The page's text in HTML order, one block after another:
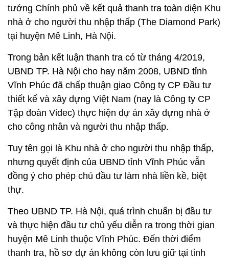
tướng Chính phủ về kết quả thanh tra toàn diện Khu
nhà ở cho người thu nhập thấp (The Diamond Park)
tại huyện Mê Linh, Hà Nội.
Trong bản kết luận thanh tra có từ tháng 4/2019,
UBND TP. Hà Nội cho hay năm 2008, UBND tỉnh
Vĩnh Phúc đã chấp thuận giao Công ty CP Đầu tư
thiết kế và xây dựng Việt Nam (nay là Công ty CP
Tập đoàn Videc) thực hiện dự án xây dựng nhà ở
cho công nhân và người thu nhập thấp.
Tuy tên gọi là Khu nhà ở cho người thu nhập thấp,
nhưng quyết định của UBND tỉnh Vĩnh Phúc vẫn
đồng ý cho phép chủ đầu tư làm nhà liền kề, biệt
thự.
Theo UBND TP. Hà Nội, quá trình chuẩn bị đầu tư
và thực hiện đầu tư chủ yếu diễn ra trong thời gian
huyện Mê Linh thuộc Vĩnh Phúc. Đến thời điểm
thanh tra, hồ sơ dự án không còn lưu giữ tại tỉnh